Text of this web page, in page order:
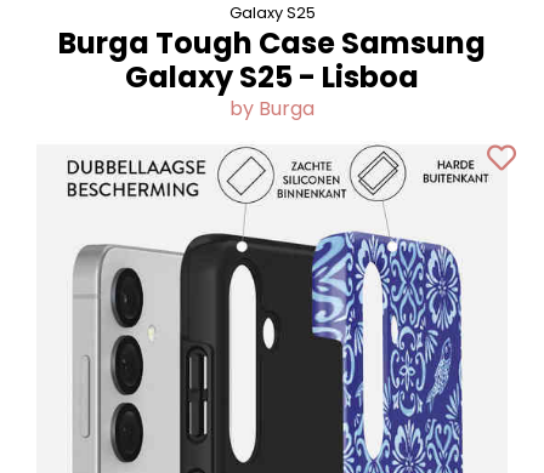
Galaxy S25
Burga Tough Case Samsung
Galaxy S25 - Lisboa
by Burga